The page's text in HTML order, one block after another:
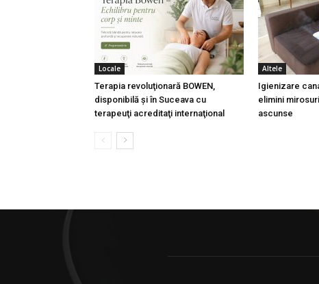
Locale
Terapia revoluţionară BOWEN,
disponibilă şi în Suceava cu
terapeuţi acreditaţi internaţional
Altele
Igienizare
elimini
ascunse